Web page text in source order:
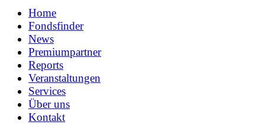
Home
Fondsfinder
News
Premiumpartner
Reports
Veranstaltungen
Services
Über uns
Kontakt